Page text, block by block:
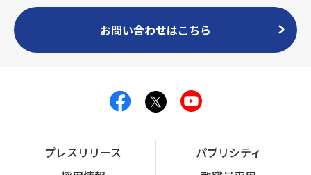
お問い合わせはこちら
プレスリリース
パブリシティ